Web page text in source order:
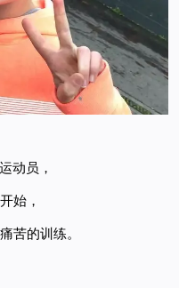
动员，
始，
苦的训练。